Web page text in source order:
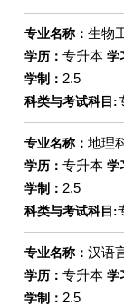
专业名称： 生物
学历： 专升本 学
学制： 2.5
科类与考试科目:
专业名称： 地理
学历： 专升本 学
学制： 2.5
科类与考试科目:
专业名称： 汉语
学历： 专升本 学
学制： 2.5